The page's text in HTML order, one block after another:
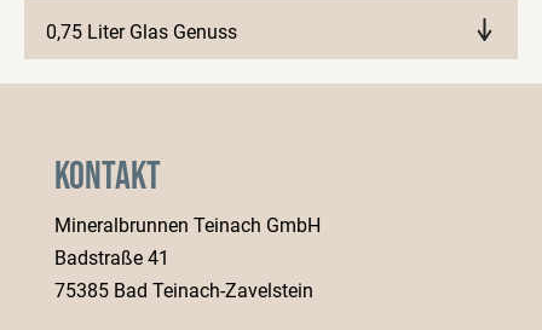
0,75 Liter Glas Genuss
Kontakt
Mineralbrunnen Teinach GmbH
Badstraße 41
75385 Bad Teinach-Zavelstein